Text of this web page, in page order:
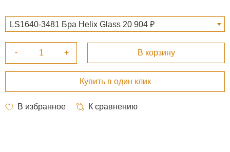
LS1640-3481 Бра Helix Glass 20 904 ₽